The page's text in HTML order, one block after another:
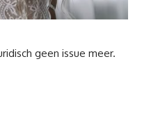
geen issue meer.